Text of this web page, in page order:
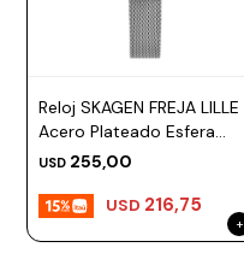
Reloj SKAGEN FREJA LILLE
Acero Plateado Esfera
26mm
USD 255,00
USD 216,75